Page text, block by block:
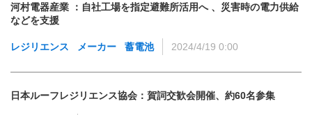
河村電器産業 ：自社工場を指定避難所活用へ 、災害時の電力供給
などを支援
レジリエンス メーカー 蓄電池 2024/4/19 0:00
日本ルーフレジリエンス協会：賀詞交歓会開催、約60名参集